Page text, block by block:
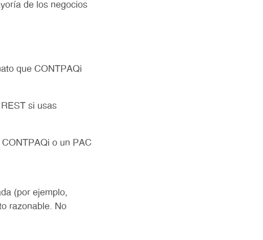
de los negocios
que CONTPAQi
si usas
o un PAC
(por ejemplo,
razonable. No